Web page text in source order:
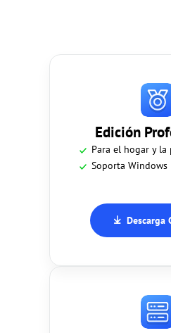
Edición
Para el hogar y
Soporta Windows
Descarga